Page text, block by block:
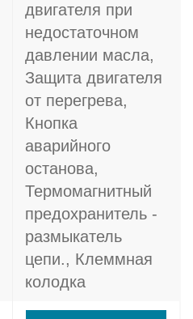
двигателя при
недостаточном
давлении масла,
Защита двигателя
от перегрева,
Кнопка
аварийного
останова,
Термомагнитный
предохранитель -
размыкатель
цепи., Клеммная
колодка